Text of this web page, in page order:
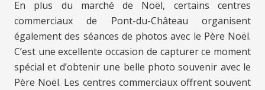
En plus du marché de Noël, certains centres
commerciaux de Pont-du-Château organisent
également des séances de photos avec le Père Noël.
C’est une excellente occasion de capturer ce moment
spécial et d’obtenir une belle photo souvenir avec le
Père Noël. Les centres commerciaux offrent souvent